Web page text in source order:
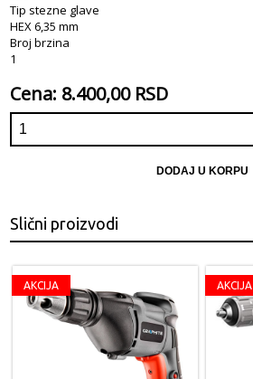
Tip stezne glave
HEX 6,35 mm
Broj brzina
1
Cena: 8.400,00 RSD
DODAJ U KORPU
Slični proizvodi
AKCIJA AKCIJA